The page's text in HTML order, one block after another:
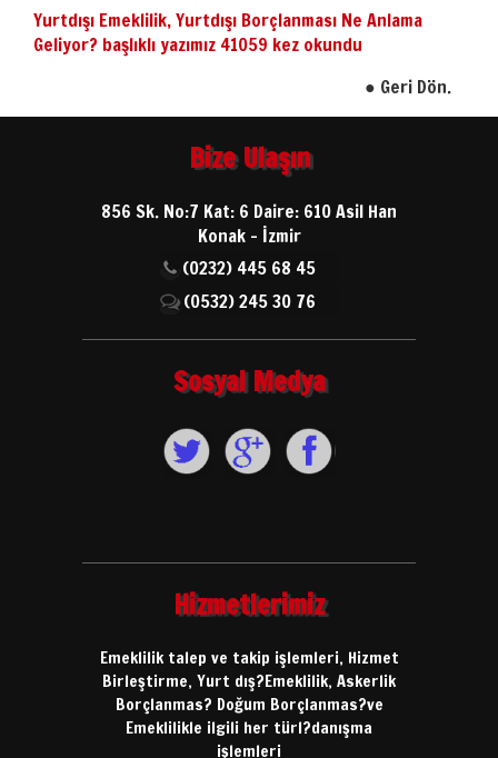
Yurtdışı Emeklilik, Yurtdışı Borçlanması Ne Anlama
Geliyor? başlıklı yazımız 41059 kez okundu
● Geri Dön.
Bize Ulaşın
856 Sk. No:7 Kat: 6 Daire: 610 Asil Han
Konak - İzmir
(0232) 445 68 45
(0532) 245 30 76
Sosyal Medya
Hizmetlerimiz
Emeklilik talep ve takip işlemleri, Hizmet
Birleştirme, Yurt dış?Emeklilik, Askerlik
Borçlanmas? Doğum Borçlanmas?ve
Emeklilikle ilgili her türl?danışma
işlemleri